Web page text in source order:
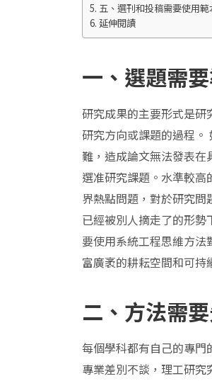
五、選刊和投稿需要使用
延伸閱讀
一、選題需
研究成果的主要形式是研
研究方向或課題的過程。
難，造成論文無法發表
選准研究課題。水準較
界熱點問題，對於研究
已經被別人摘走了的形
要使用系統工程思維方法
富廣袤的耕耘空間和可持
二、方法需
每個學科都有自己的專門
專業差別不談，理工研究